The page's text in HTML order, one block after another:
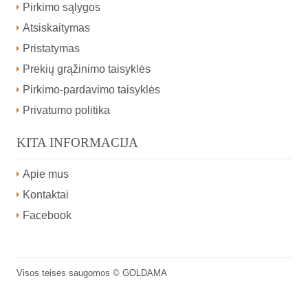
Pirkimo sąlygos
Atsiskaitymas
Pristatymas
Prekių grąžinimo taisyklės
Pirkimo-pardavimo taisyklės
Privatumo politika
KITA INFORMACIJA
Apie mus
Kontaktai
Facebook
Visos teisės saugomos © GOLDAMA